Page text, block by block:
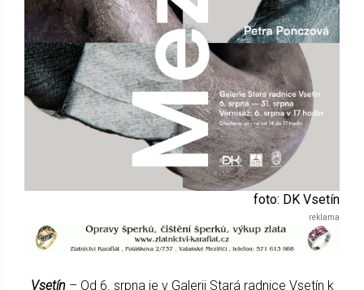
foto: DK Vsetín
Vsetín – Od 6. srpna je v Galerii Stará radnice Vsetín k